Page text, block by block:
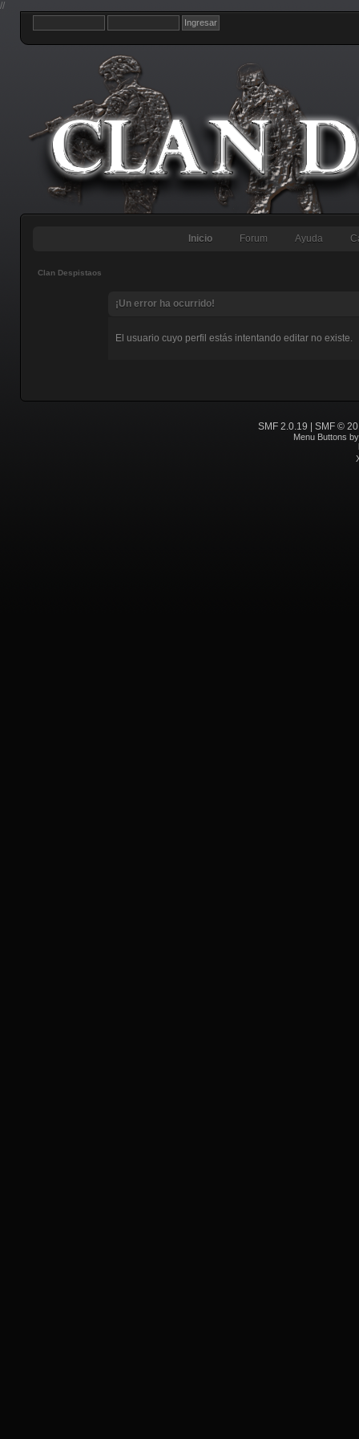
//
Inicio Forum Ayuda
Clan Despistaos
¡Un error ha ocurrido!
El usuario cuyo perfil estás intentando editar no existe.
SMF 2.0.19 | SMF ©
Menu Buttons